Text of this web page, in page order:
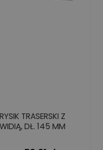
RYSIK TRASERSKI Z
WIDIĄ, DŁ. 145 MM